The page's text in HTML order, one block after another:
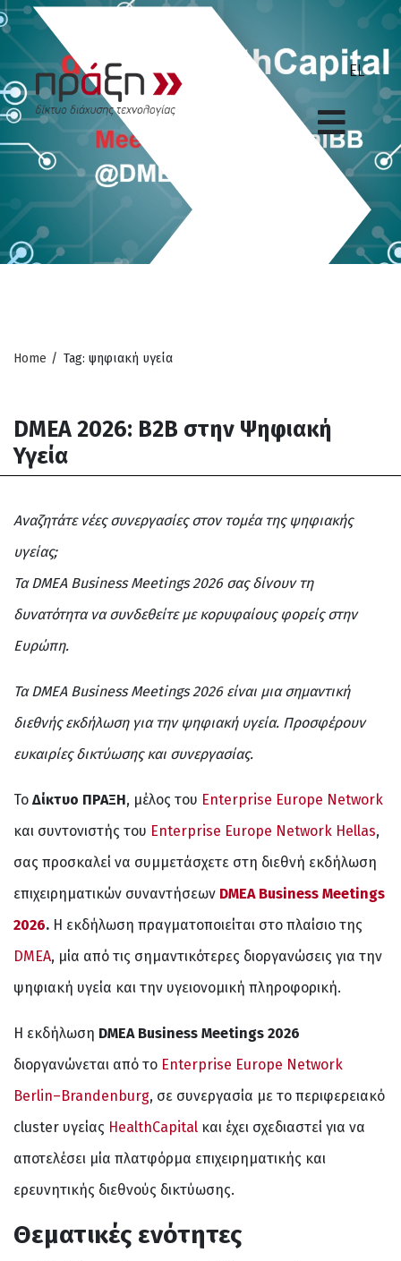
Home / Tag: ψηφιακή υγεία
DMEA 2026: B2B στην Ψηφιακή
Υγεία
Αναζητάτε νέες συνεργασίες στον τομέα της ψηφιακής
υγείας;
Τα DMEA Business Meetings 2026 σας δίνουν τη
δυνατότητα να συνδεθείτε με κορυφαίους φορείς στην
Ευρώπη.
Τα DMEA Business Meetings 2026 είναι μια σημαντική
διεθνής εκδήλωση για την ψηφιακή υγεία. Προσφέρουν
ευκαιρίες δικτύωσης και συνεργασίας.
Το Δίκτυο ΠΡΑΞΗ, μέλος του Enterprise Europe Network
και συντονιστής του Enterprise Europe Network Hellas,
σας προσκαλεί να συμμετάσχετε στη διεθνή εκδήλωση
επιχειρηματικών συναντήσεων DMEA Business Meetings
2026. Η εκδήλωση πραγματοποιείται στο πλαίσιο της
DMEA, μία από τις σημαντικότερες διοργανώσεις για την
ψηφιακή υγεία και την υγειονομική πληροφορική.
Η εκδήλωση DMEA Business Meetings 2026
διοργανώνεται από το Enterprise Europe Network
Berlin–Brandenburg, σε συνεργασία με το περιφερειακό
cluster υγείας HealthCapital και έχει σχεδιαστεί για να
αποτελέσει μία πλατφόρμα επιχειρηματικής και
ερευνητικής διεθνούς δικτύωσης.
Θεματικές ενότητες